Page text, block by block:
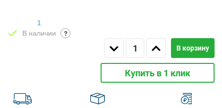
1
В наличии
?
В корзину
Купить в 1 клик